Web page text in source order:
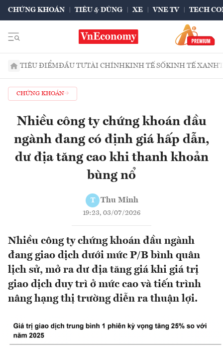
CHỨNG KHOÁN TIÊU & DÙNG XE VNE TV TECH
TIÊU ĐIỂMĐẦU TƯTÀI CHÍNHKINH TẾ SỐKINH TẾ XANH
CHỨNG KHOÁN
Nhiều công ty chứng khoán đầu
ngành đang có định giá hấp dẫn,
dư địa tăng cao khi thanh khoản
bùng nổ
T Thu Minh
19:23, 03/07/2026
Nhiều công ty chứng khoán đầu ngành
đang giao dịch dưới mức P/B bình quân
lịch sử, mở ra dư địa tăng giá khi giá trị
giao dịch duy trì ở mức cao và tiến trình
nâng hạng thị trường diễn ra thuận lợi.